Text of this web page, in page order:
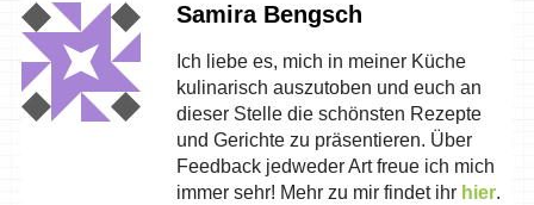
Samira Bengsch
Ich liebe es, mich in meiner Küche
kulinarisch auszutoben und euch an
dieser Stelle die schönsten Rezepte
und Gerichte zu präsentieren. Über
Feedback jedweder Art freue ich mich
immer sehr! Mehr zu mir findet ihr hier.